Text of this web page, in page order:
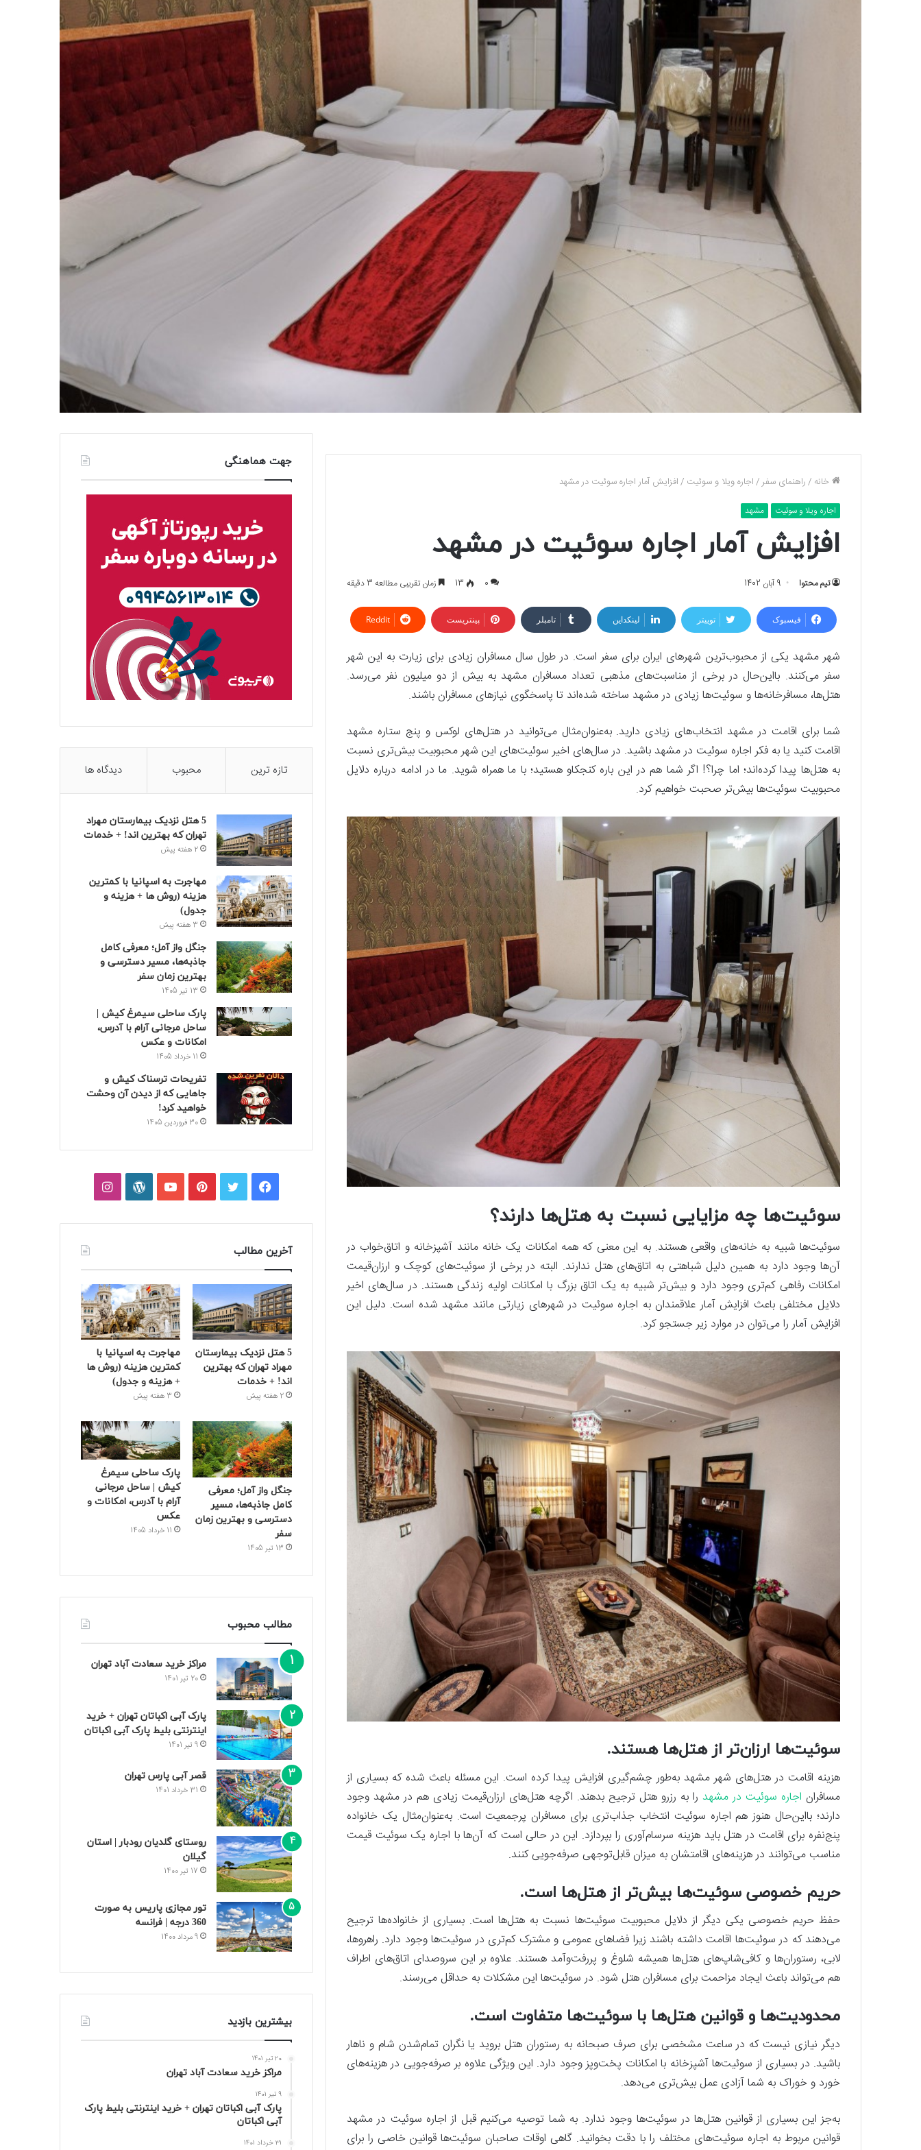
خانه /راهنمای سفر/اجاره ویلا و سوئیت /افزایش آمار اجاره سوئیت در مشهد
اجاره ویلا و سوئیت مشهد
افزایش آمار اجاره سوئیت در مشهد
تیم محتوا 9 آبان 1402 0
13 زمان تقریبی مطالعه 3 دقیقه
فیسبوک توییتر لینکداین تامبلر پینتریست Reddit
شهر مشهد یکی از محبوب‌ترین شهرهای ایران برای سفر است. در طول سال مسافران زیادی برای زیارت به این شهر
سفر می‌کنند. بااین‌حال در برخی از مناسبت‌های مذهبی تعداد مسافران مشهد به بیش از دو میلیون نفر می‌رسد.
هتل‌ها، مسافرخانه‌ها و سوئیت‌ها زیادی در مشهد ساخته شده‌اند تا پاسخگوی نیازهای مسافران باشند.
شما برای اقامت در مشهد انتخاب‌های زیادی دارید. به‌عنوان‌مثال می‌توانید در هتل‌های لوکس و پنج ستاره مشهد
اقامت کنید یا به فکر اجاره سوئيت در مشهد باشید. در سال‌های اخیر سوئیت‌های این شهر محبوبیت بیش‌تری نسبت
به هتل‌ها پیدا کرده‌اند؛ اما چرا؟! اگر شما هم در این باره کنجکاو هستید؛ با ما همراه شوید. ما در ادامه درباره دلایل
محبوبیت سوئیت‌ها بیش‌تر صحبت خواهیم کرد.
سوئیت‌ها چه مزایایی نسبت به هتل‌ها دارند؟
سوئیت‌ها شبیه به خانه‌های واقعی هستند. به این معنی که همه امکانات یک خانه مانند آشپزخانه و اتاق‌خواب در
آن‌ها وجود دارد به همین دلیل شباهتی به اتاق‌های هتل ندارند. البته در برخی از سوئیت‌های کوچک و ارزان‌قیمت
امکانات رفاهی کم‌تری وجود دارد و بیش‌تر شبیه به یک اتاق بزرگ با امکانات اولیه زندگی هستند. در سال‌های اخیر
دلایل مختلفی باعث افزایش آمار علاقمندان به اجاره سوئیت در شهرهای زیارتی مانند مشهد شده است. دلیل این
افزایش آمار را می‌توان در موارد زیر جستجو کرد.
سوئیت‌ها ارزان‌تر از هتل‌ها هستند.
هزینه اقامت در هتل‌های شهر مشهد به‌طور چشم‌گیری افزایش پیدا کرده است. این مسئله باعث شده که بسیاری از
مسافران اجاره سوئیت در مشهد را به رزرو هتل ترجیح بدهند. اگرچه هتل‌های ارزان‌قیمت زیادی هم در مشهد وجود
دارند؛ بااین‌حال هنوز هم اجاره سوئيت انتخاب جذاب‌تری برای مسافران پرجمعیت است. به‌عنوان‌مثال یک خانواده
پنج‌نفره برای اقامت در هتل باید هزینه سرسام‌آوری را بپردازد. این در حالی است که آن‌ها با اجاره یک سوئيت قیمت
مناسب می‌توانند در هزینه‌های اقامتشان به میزان قابل‌توجهی صرفه‌جویی کنند.
حریم خصوصی سوئیت‌ها بیش‌تر از هتل‌ها است.
حفظ حریم خصوصی یکی دیگر از دلایل محبوبیت سوئیت‌ها نسبت به هتل‌ها است. بسیاری از خانواده‌ها ترجیح
می‌دهند که در سوئیت‌ها اقامت داشته باشند زیرا فضاهای عمومی و مشترک کم‌تری در سوئیت‌ها وجود دارد. راهروها،
لابی، رستوران‌ها و کافی‌شاپ‌های هتل‌ها همیشه شلوغ و پررفت‌وآمد هستند. علاوه بر این سروصدای اتاق‌های اطراف
هم می‌تواند باعث ایجاد مزاحمت برای مسافران هتل شود. در سوئیت‌ها این مشکلات به حداقل می‌رسند.
محدودیت‌ها و قوانین هتل‌ها با سوئیت‌ها متفاوت است.
دیگر نیازی نیست که در ساعت مشخصی برای صرف صبحانه به رستوران هتل بروید یا نگران تمام‌شدن شام و ناهار
باشید. در بسیاری از سوئیت‌ها آشپزخانه با امکانات پخت‌وپز وجود دارد. این ویژگی علاوه بر صرفه‌جویی در هزینه‌های
خورد و خوراک به شما آزادی عمل بیش‌تری می‌دهد.
به‌جز این بسیاری از قوانین هتل‌ها در سوئیت‌ها وجود ندارد. به شما توصیه می‌کنیم قبل از اجاره سوئيت در مشهد
قوانین مربوط به اجاره سوئیت‌های مختلف را با دقت بخوانید. گاهی اوقات صاحبان سوئیت‌ها قوانین خاصی را برای
جهت هماهنگی
تازه ترین محبوب دیدگاه ها
5 هتل نزدیک بیمارستان مهراد
تهران که بهترین‌ اند! + خدمات
2 هفته پیش
مهاجرت به اسپانیا با کمترین
هزینه (روش ها + هزینه و
جدول)
3 هفته پیش
جنگل واز آمل؛ معرفی کامل
جاذبه‌ها، مسیر دسترسی و
بهترین زمان سفر
13 تیر 1405
پارک ساحلی سیمرغ کیش |
ساحل مرجانی آرام با آدرس،
امکانات و عکس
11 خرداد 1405
تفریحات ترسناک کیش و
جاهایی که از دیدن آن وحشت
خواهید کرد!
30 فروردین 1405
فیسبوکتوییترپینتریستیوتیوبوردپرساینستاگرام
آخرین مطالب
5 هتل نزدیک بیمارستان
مهراد تهران که بهترین‌
اند! + خدمات
2 هفته پیش
مهاجرت به اسپانیا با
کمترین هزینه (روش ها
+ هزینه و جدول)
3 هفته پیش
جنگل واز آمل؛ معرفی
کامل جاذبه‌ها، مسیر
دسترسی و بهترین زمان
سفر
13 تیر 1405
پارک ساحلی سیمرغ
کیش | ساحل مرجانی
آرام با آدرس، امکانات و
عکس
11 خرداد 1405
مطالب محبوب
مراکز خرید سعادت‌ آباد تهران
20 تیر 1401
پارک آبی اکباتان تهران + خرید
اینترنتی بلیط پارک آبی اکباتان
9 تیر 1401
قصر آبی پارس تهران
31 خرداد 1401
روستای گلدیان رودبار | استان
گیلان
17 تیر 1400
تور مجازی پاریس به صورت
360 درجه | فرانسه
9 مرداد 1400
بیشترین بازدید
20 تیر 1401
مراکز خرید سعادت‌ آباد تهران
9 تیر 1401
پارک آبی اکباتان تهران + خرید اینترنتی بلیط پارک
آبی اکباتان
31 خرداد 1401